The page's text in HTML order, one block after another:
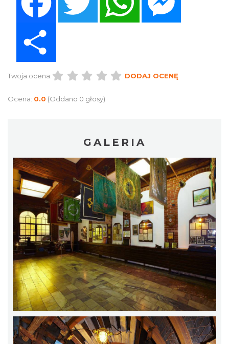
Twoja ocena: DODAJ OCENĘ
Ocena: 0.0 (Oddano 0 głosy)
GALERIA